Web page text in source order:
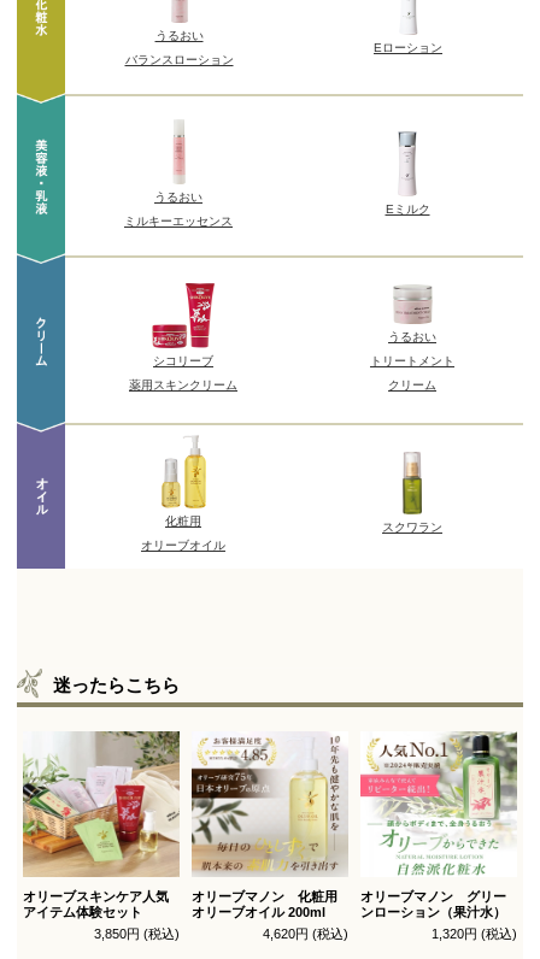
迷ったらこちら
オリーブスキンケア人気
アイテム体験セット
3,850円 (税込)
オリーブマノン 化粧用
オリーブオイル 200ml
4,620円 (税込)
オリーブマノン グリー
ンローション（果汁水）
1,320円 (税込)